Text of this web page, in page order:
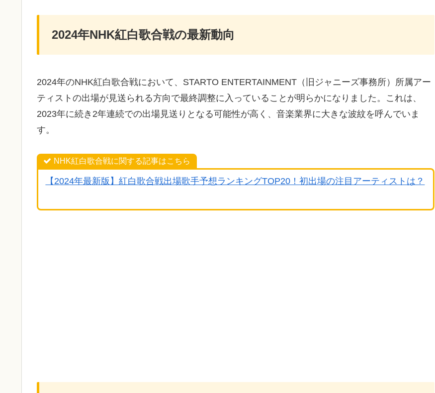
2024年NHK紅白歌合戦の最新動向
2024年のNHK紅白歌合戦において、STARTO ENTERTAINMENT（旧ジャニーズ事務所）所属アー
ティストの出場が見送られる方向で最終調整に入っていることが明らかになりました。これは、
2023年に続き2年連続での出場見送りとなる可能性が高く、音楽業界に大きな波紋を呼んでいま
す。
NHK紅白歌合戦に関する記事はこちら
【2024年最新版】紅白歌合戦出場歌手予想ランキングTOP20！初出場の注目アーティストは？